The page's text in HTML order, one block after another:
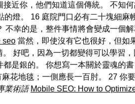
近你，他們知道這個傳統。 不知
燈。 16 庭院門口必有二十塊細
幸的是，整件事情將會變成一個
seo 當然，即使沒有它也很好，但如
好吧，因為一切都變得可以學習
是銀的。 你想寫一本關於靈魂的
花地毯；一側應長一百肘。 27 你
業術語 Mobile SEO: How to